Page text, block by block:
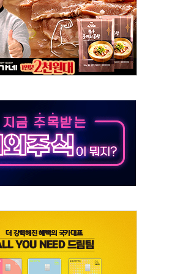
지수는 나흘 연속 최고치